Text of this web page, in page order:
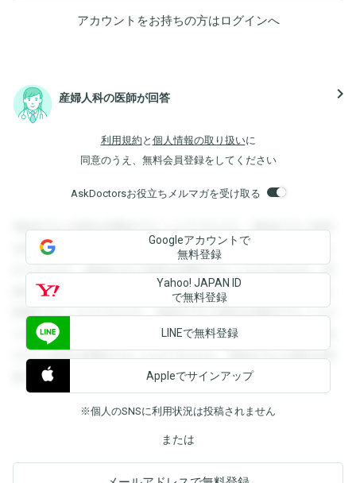
アカウントをお持ちの方はログインへ
産婦人科の医師が回答 navigate_next
利用規約 と 個人情報の取り扱いに
同意のうえ、無料会員登録をしてください
AskDoctorsお役立ちメルマガを受け取る
登録すると回答を閲覧することができます。登録すると回答
を閲覧することができます。登録すると回答を閲覧すること
ができます。登録すると回答を閲覧することができます。登
録すると回答を閲覧することができます。登録すると回答を
閲覧することができます。登録すると回答を閲覧することが
できます。登録すると回答を閲覧することができます。登録
すると回答を閲覧することができます。登録すると回答を閲
覧することができます。
Googleアカウントで
無料登録
Yahoo! JAPAN ID
で無料登録
LINEで無料登録
Appleでサインアップ
※個人のSNSに利用状況は投稿されません
または